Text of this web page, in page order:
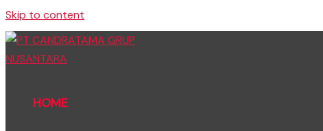
Skip to content
HOME